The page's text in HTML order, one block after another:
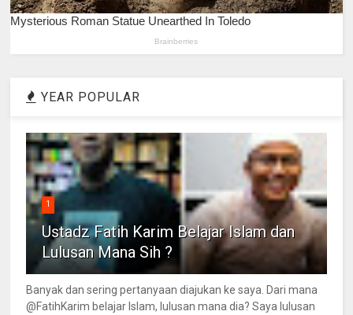
YEAR POPULAR
1
Ustadz Fatih Karim Belajar Islam dan
Lulusan Mana Sih ?
Banyak dan sering pertanyaan diajukan ke saya. Dari mana
@FatihKarim belajar Islam, lulusan mana dia? Saya lulusan